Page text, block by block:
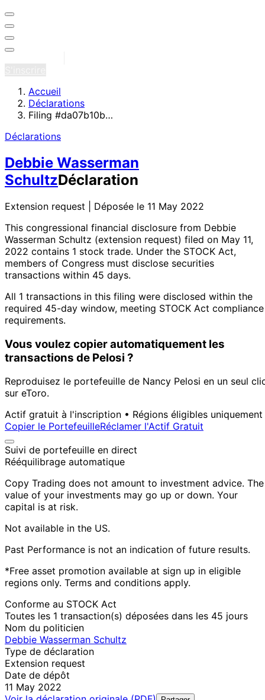
Accueil
Déclarations
Filing #da07b10b…
Déclarations
Debbie Wasserman
SchultzDéclaration
Extension request | Déposée le 11 May 2022
This congressional financial disclosure from Debbie
Wasserman Schultz (extension request) filed on May 11,
2022 contains 1 stock trade. Under the STOCK Act,
members of Congress must disclose securities
transactions within 45 days.
All 1 transactions in this filing were disclosed within the
required 45-day window, meeting STOCK Act compliance
requirements.
Vous voulez copier automatiquement les
transactions de Pelosi ?
Reproduisez le portefeuille de Nancy Pelosi en un seul
sur eToro.
Actif gratuit à l'inscription • Régions éligibles uniquement
Copier le PortefeuilleRéclamer l'Actif Gratuit
Suivi de portefeuille en direct
Rééquilibrage automatique
Copy Trading does not amount to investment advice. The
value of your investments may go up or down. Your
capital is at risk.
Not available in the US.
Past Performance is not an indication of future results.
*Free asset promotion available at sign up in eligible
regions only. Terms and conditions apply.
Conforme au STOCK Act
Toutes les 1 transaction(s) déposées dans les 45 jours
Nom du politicien
Debbie Wasserman Schultz
Type de déclaration
Extension request
Date de dépôt
11 May 2022